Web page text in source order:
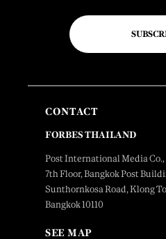
CONTACT
FORBES THAILAND
Post International Media
7th Floor, Bangkok Post
Sunthornkosa Road, Klong
Bangkok 10110
SEE MAP